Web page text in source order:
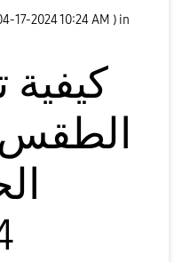
17-202410:24 AM ) in
كيفية